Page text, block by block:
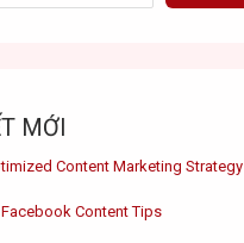
MỚI
Content Marketing Strategy
Facebook Content Tips